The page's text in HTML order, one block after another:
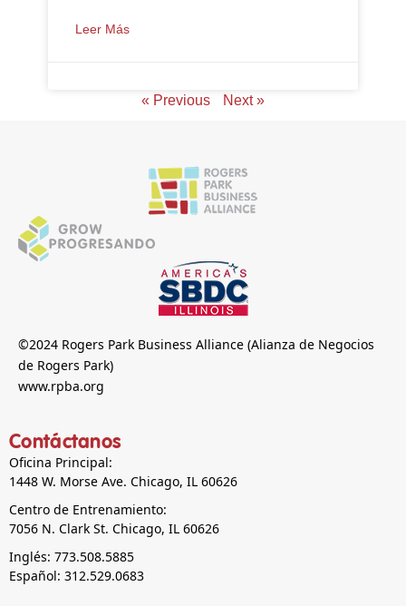
Leer Más
« Previous Next »
©2024 Rogers Park Business Alliance (Alianza de Negocios
de Rogers Park)
www.rpba.org
Contáctanos
Oficina Principal:
1448 W. Morse Ave. Chicago, IL 60626
Centro de Entrenamiento:
7056 N. Clark St. Chicago, IL 60626
Inglés: 773.508.5885
Español: 312.529.0683